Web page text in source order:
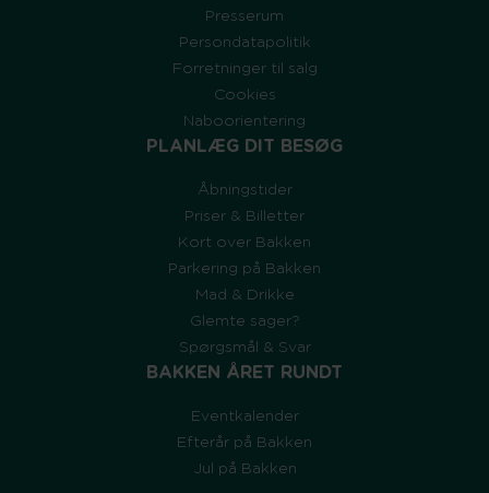
Presserum
Persondatapolitik
Forretninger til salg
Cookies
Naboorientering
PLANLÆG DIT BESØG
Åbningstider
Priser & Billetter
Kort over Bakken
Parkering på Bakken
Mad & Drikke
Glemte sager?
Spørgsmål & Svar
BAKKEN ÅRET RUNDT
Eventkalender
Efterår på Bakken
Jul på Bakken